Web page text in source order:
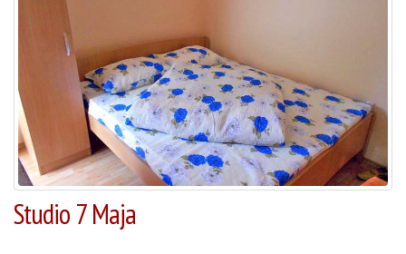
Studio 7 Maja